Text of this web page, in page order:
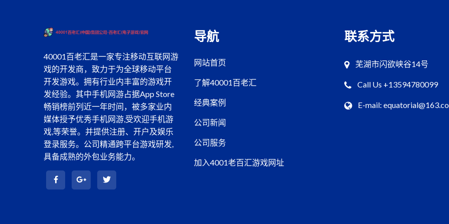
40001百老汇是一家专注移动互联网游
戏的开发商，致力于为全球移动平台
开发游戏。拥有行业内丰富的游戏开
发经验。其中手机网游占据App Store
畅销榜前列近一年时间，被多家业内
媒体授予优秀手机网游,受欢迎手机游
戏,等荣誉。并提供注册、开户及娱乐
登录服务。公司精通跨平台游戏研发,
具备成熟的外包业务能力。
导航
网站首页
了解40001百老汇
经典案例
公司新闻
公司服务
加入4001老百汇游戏网址
联系方式
芜湖市闪欲峡谷14号
Call Us +13594780099
E-mail: